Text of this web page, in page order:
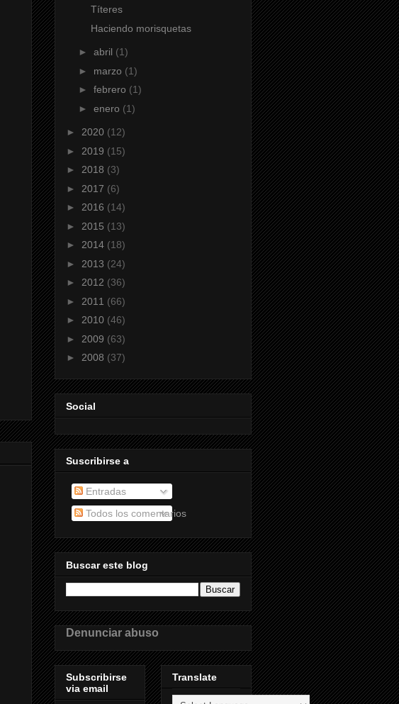
Títeres
Haciendo morisquetas
► abril (1)
► marzo (1)
► febrero (1)
► enero (1)
► 2020 (12)
► 2019 (15)
► 2018 (3)
► 2017 (6)
► 2016 (14)
► 2015 (13)
► 2014 (18)
► 2013 (24)
► 2012 (36)
► 2011 (66)
► 2010 (46)
► 2009 (63)
► 2008 (37)
Social
Suscribirse a
Entradas
Todos los comentarios
Buscar este blog
Denunciar abuso
Subscribirse
via email
Translate